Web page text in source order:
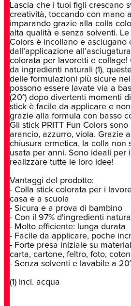
Lascia che i tuoi figli crescano
creatività, toccando con mano
imparando grazie alla colla
alta qualità e senza solventi.
Colors è incollano e asciugano
dall’applicazione
colorata per lavoretti e collage!
da ingredienti naturali (1),
delle formulazioni più sicure
possono essere lavate via a
(20°) dopo divertenti momenti
stick è facile da applicare e
grazie alla formula con basso
Gli stick PRITT Fun Colors
arancio, azzurro, viola. Grazie
chiusura ermetica, la colla non
usata per anni. Sono ideali per
realizzare tutte le loro idee!
Vantaggi del prodotto:
- Colla stick colorata per i
casa e a scuola
- Sicura e a prova di bambino
- Con il 97% d'ingredienti
- Molto efficiente: lunga durata
- Facile da applicare, poche
- Forte presa iniziale su
carta, cartone, feltro, foto,
- Senza solventi e lavabile a
(1) incl. acqua